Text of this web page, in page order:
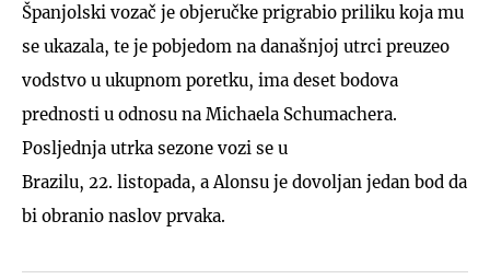
Španjolski vozač je objeručke prigrabio priliku koja mu
se ukazala, te je pobjedom na današnjoj utrci preuzeo
vodstvo u ukupnom poretku, ima deset bodova
prednosti u odnosu na Michaela Schumachera.
Posljednja utrka sezone vozi se u
Brazilu, 22. listopada, a Alonsu je dovoljan jedan bod da
bi obranio naslov prvaka.